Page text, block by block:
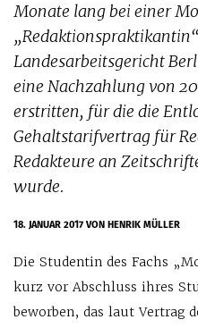
Monate lang bei einer
Landesarbeitsgericht
eine Nachzahlung von
erstritten, für die die
Gehaltstarifvertrag für
Redakteure an
wurde.
18. JANUAR 2017VON HENRIK MÜLLER
Die Studentin des Fachs
kurz vor Abschluss ihres
beworben, das laut Vertrag